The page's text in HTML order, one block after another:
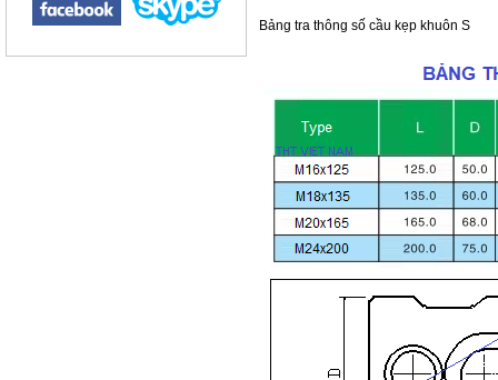
Bảng tra thông số cầu kẹp khuôn S